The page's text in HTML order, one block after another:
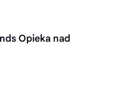
Opieka nad